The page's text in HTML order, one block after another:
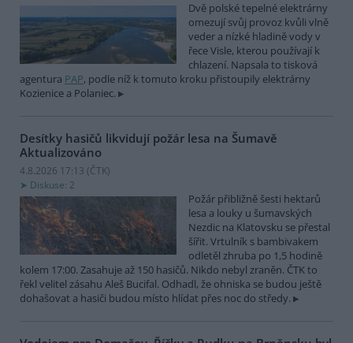
Dvě polské tepelné elektrárny
omezují svůj provoz kvůli vlně
veder a nízké hladině vody v
řece Visle, kterou používají k
chlazení. Napsala to tisková
agentura PAP, podle níž k tomuto kroku přistoupily elektrárny
Kozienice a Polaniec.
Desítky hasičů likvidují požár lesa na Šumavě
Aktualizováno
4.8.2026 17:13 (ČTK)
Diskuse: 2
Požár přibližně šesti hektarů
lesa a louky u šumavských
Nezdic na Klatovsku se přestal
šířit. Vrtulník s bambivakem
odletěl zhruba po 1,5 hodině
kolem 17:00. Zasahuje až 150 hasičů. Nikdo nebyl zraněn. ČTK to
řekl velitel zásahu Aleš Bucifal. Odhadl, že ohniska se budou ještě
dohašovat a hasiči budou místo hlídat přes noc do středy.